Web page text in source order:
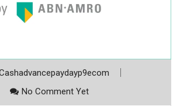
No Comment Yet